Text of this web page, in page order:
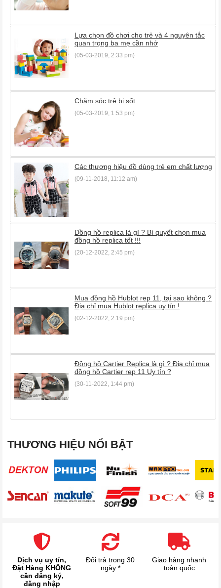
Lựa chọn đồ chơi cho trẻ và 4 nguyên tắc
quan trọng ba mẹ cần nhớ
(05-03-2019, 2:33 pm)
Chăm sóc trẻ bị sốt
(05-03-2019, 1:53 pm)
Các thương hiệu đồ dùng trẻ em chất lượng
(09-11-2018, 11:12 am)
Đồng hồ replica là gì ? Bí quyết chọn mua
đồng hồ replica tốt !!!
(20-12-2022, 2:45 pm)
Mua đồng hồ Hublot rep 11, tại sao không ?
Địa chỉ mua Hublot replica uy tín !
(02-12-2022, 2:19 pm)
Đồng hồ Cartier Replica là gì ? Địa chỉ mua
đồng hồ Cartier rep 11 Uy tín ?
(30-11-2022, 1:44 pm)
THƯƠNG HIỆU NỔI BẬT
Dịch vụ uy tín,
Đặt Hàng KHÔNG
cần đăng ký,
đăng nhập
Đổi trả trong 30
ngày *
Giao hàng nhanh
toàn quốc